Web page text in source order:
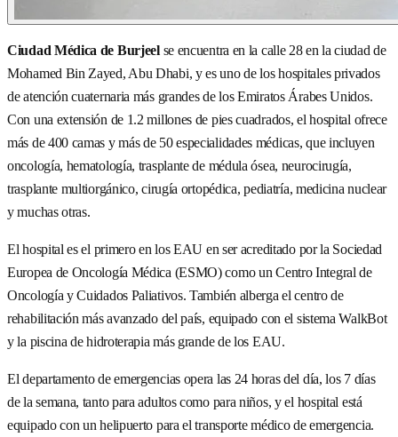
Ciudad Médica de Burjeelse encuentra en la calle 28 en la ciudad de
Mohamed Bin Zayed, Abu Dhabi, y es uno de los hospitales privados
de atención cuaternaria más grandes de los Emiratos Árabes Unidos.
Con una extensión de 1.2 millones de pies cuadrados, el hospital ofrece
más de 400 camas y más de 50 especialidades médicas, que incluyen
oncología, hematología, trasplante de médula ósea, neurocirugía,
trasplante multiorgánico, cirugía ortopédica, pediatría, medicina nuclear
y muchas otras.
El hospital es el primero en los EAU en ser acreditado por la Sociedad
Europea de Oncología Médica (ESMO) como un Centro Integral de
Oncología y Cuidados Paliativos. También alberga el centro de
rehabilitación más avanzado del país, equipado con el sistema WalkBot
y la piscina de hidroterapia más grande de los EAU.
El departamento de emergencias opera las 24 horas del día, los 7 días
de la semana, tanto para adultos como para niños, y el hospital está
equipado con un helipuerto para el transporte médico de emergencia.